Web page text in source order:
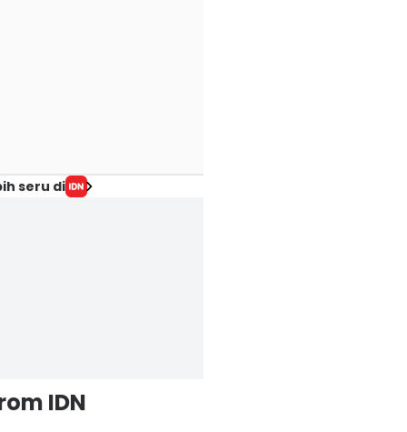
seru di
IDN